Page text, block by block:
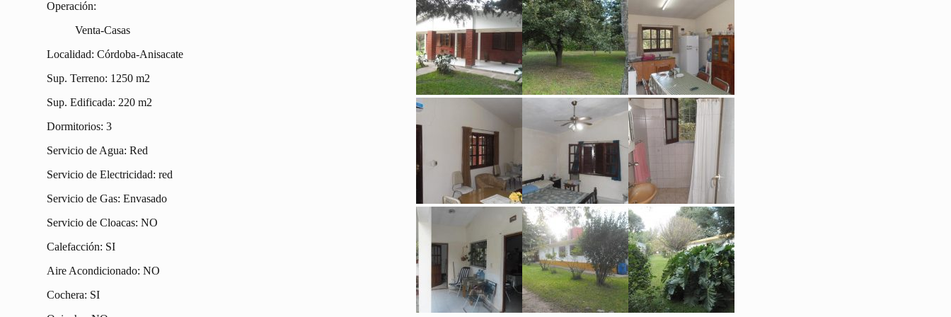
Operación:
Venta-Casas
Localidad: Córdoba-Anisacate
Sup. Terreno: 1250 m2
Sup. Edificada: 220 m2
Dormitorios: 3
Servicio de Agua: Red
Servicio de Electricidad: red
Servicio de Gas: Envasado
Servicio de Cloacas: NO
Calefacción: SI
Aire Acondicionado: NO
Cochera: SI